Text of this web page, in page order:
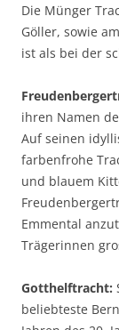
Die Münger
Göller, sowie
ist als bei der
ihren Namen
Auf seinen
farbenfrohe
und blauem
Emmental
Trägerinnen
Gotthelftracht:
beliebteste